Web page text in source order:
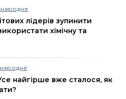
лідерів зупинити
хімічну та
найгірше вже сталося, як